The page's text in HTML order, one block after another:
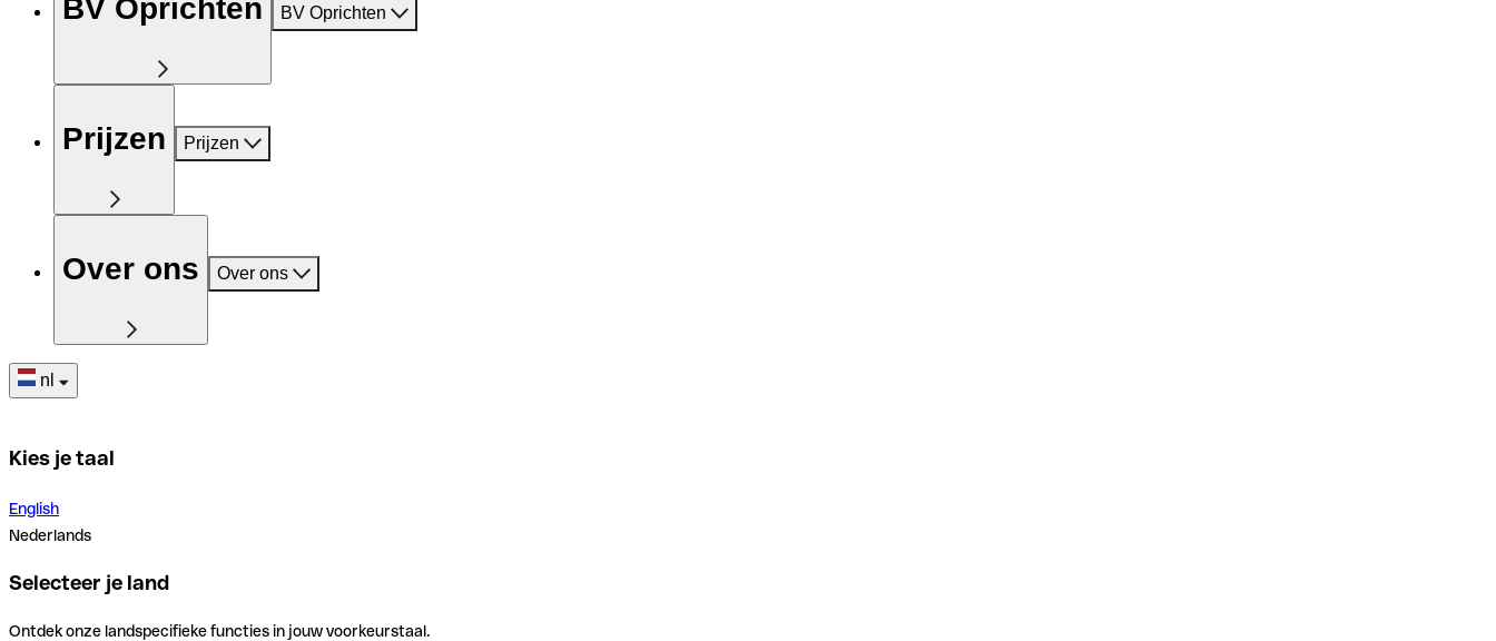
BV Oprichten BV Oprichten
Prijzen Prijzen
Over ons Over ons
nl
Kies je taal
English
Nederlands
Selecteer je land
Ontdek onze landspecifieke functies in jouw voorkeurstaal.